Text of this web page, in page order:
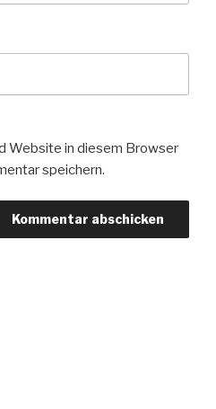
Website in diesem Browser
speichern.